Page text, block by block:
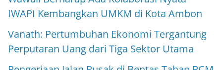
IWAPI Kembangkan UMKM di Kota Ambon
Vanath: Pertumbuhan Ekonomi Tergantung
Perputaran Uang dari Tiga Sektor Utama